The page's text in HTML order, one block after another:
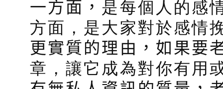
一方面， 是每個人的感
方面，是大家對於感情
更實質的理由，如果要
章，讓它成為對你有用